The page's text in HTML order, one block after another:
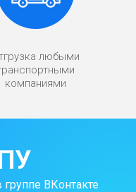
любыми
компаниями
ВКонтакте